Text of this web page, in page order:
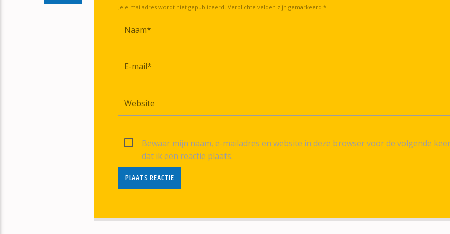
Je e-mailadres wordt niet gepubliceerd. Verplichte velden zijn gemarkeerd *
Bewaar mijn naam, e-mailadres en website in deze browser voor de volgende
dat ik een reactie plaats.